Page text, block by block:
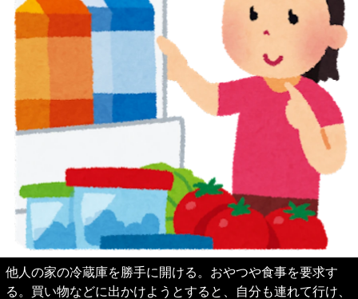
他人の家の冷蔵庫を勝手に開ける。おやつや食事を要求す
る。買い物などに出かけようとすると、自分も連れて行け、